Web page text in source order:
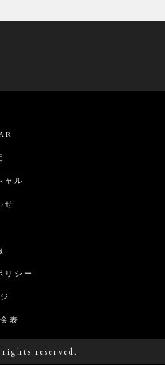
ャル
せ
リシー
表
reserved.